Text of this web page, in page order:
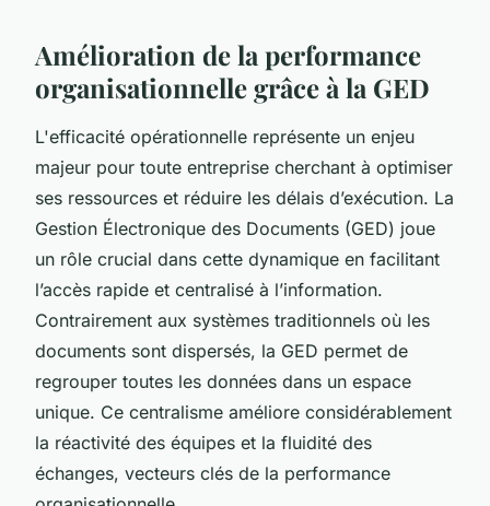
Amélioration de la performance
organisationnelle grâce à la GED
L'efficacité opérationnelle représente un enjeu
majeur pour toute entreprise cherchant à optimiser
ses ressources et réduire les délais d’exécution. La
Gestion Électronique des Documents (GED) joue
un rôle crucial dans cette dynamique en facilitant
l’accès rapide et centralisé à l’information.
Contrairement aux systèmes traditionnels où les
documents sont dispersés, la GED permet de
regrouper toutes les données dans un espace
unique. Ce centralisme améliore considérablement
la réactivité des équipes et la fluidité des
échanges, vecteurs clés de la performance